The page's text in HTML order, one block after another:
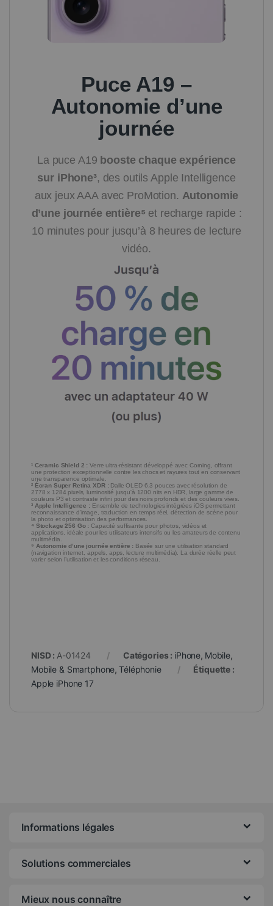
Puce A19 –
Autonomie d’une
journée
La puce A19 booste chaque expérience
sur iPhone³, des outils Apple Intelligence
aux jeux AAA avec ProMotion. Autonomie
d’une journée entière⁵ et recharge rapide :
10 minutes pour jusqu’à 8 heures de lecture
vidéo.
¹ Ceramic Shield 2 : Verre ultra-résistant développé avec Corning, offrant
une protection exceptionnelle contre les chocs et rayures tout en conservant
une transparence optimale.
² Écran Super Retina XDR : Dalle OLED 6,3 pouces avec résolution de
2778 x 1284 pixels, luminosité jusqu'à 1200 nits en HDR, large gamme de
couleurs P3 et contraste infini pour des noirs profonds et des couleurs vives.
³ Apple Intelligence : Ensemble de technologies intégrées iOS permettant
reconnaissance d'image, traduction en temps réel, détection de scène pour
la photo et optimisation des performances.
⁴ Stockage 256 Go : Capacité suffisante pour photos, vidéos et
applications, idéale pour les utilisateurs intensifs ou les amateurs de contenu
multimédia.
⁵ Autonomie d’une journée entière : Basée sur une utilisation standard
(navigation internet, appels, apps, lecture multimédia). La durée réelle peut
varier selon l’utilisation et les conditions réseau.
NISD : A-01424 Catégories : iPhone, Mobile,
Mobile & Smartphone,Téléphonie
Étiquette :
Apple iPhone 17
Informations légales
Solutions commerciales
Mieux nous connaître